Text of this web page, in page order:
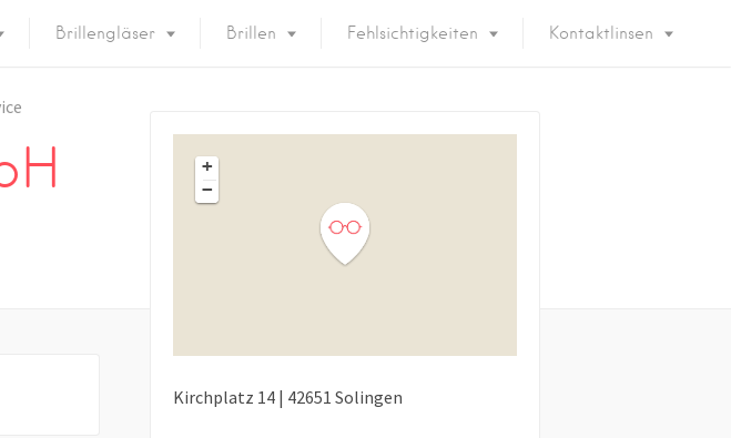
Brillengläser Brillen Fehlsichtigkeiten Kontaktlinsen
+
−
Kirchplatz 14| 42651 Solingen